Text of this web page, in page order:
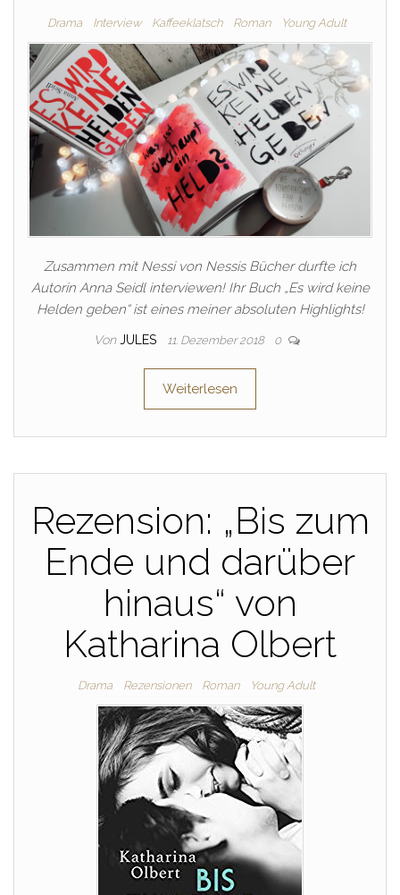
Drama Interview Kaffeeklatsch Roman Young Adult
Zusammen mit Nessi von Nessis Bücher durfte ich
Autorin Anna Seidl interviewen! Ihr Buch „Es wird keine
Helden geben“ ist eines meiner absoluten Highlights!
Von JULES 11. Dezember 2018 0
Weiterlesen
Rezension: „Bis zum
Ende und darüber
hinaus“ von
Katharina Olbert
Drama Rezensionen Roman Young Adult